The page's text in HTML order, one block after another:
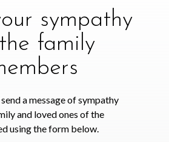
sympathy
family
a message of sympathy
and loved ones of the
using the form below.